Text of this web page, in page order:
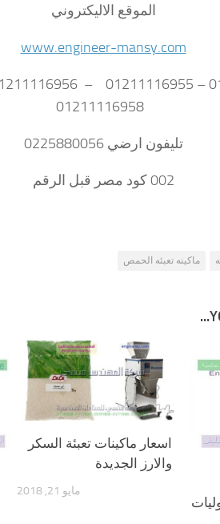
الموقع الاليكتروني
www.engineer-mansy.com
تليفون ارضي 0225880056
002 كود مصر قبل الرقم
ماكينه تعبئه الحمص
اسعار ماكينات تعبئة السكر
والارز الجديدة
مايو 21, 2018